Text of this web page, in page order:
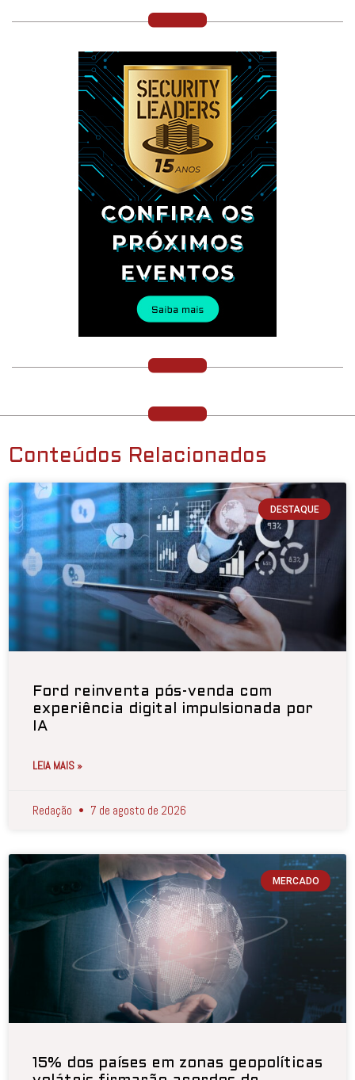
Conteúdos Relacionados
DESTAQUE
Ford reinventa pós-venda com
experiência digital impulsionada por
IA
LEIA MAIS »
Redação 7 de agosto de 2026
MERCADO
15% dos países em zonas geopolíticas